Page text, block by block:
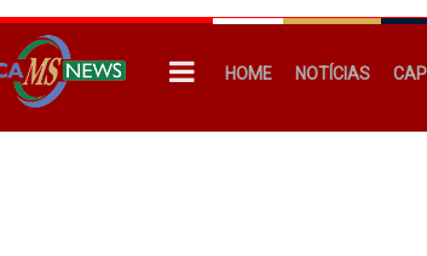
HOME NOTÍCIAS